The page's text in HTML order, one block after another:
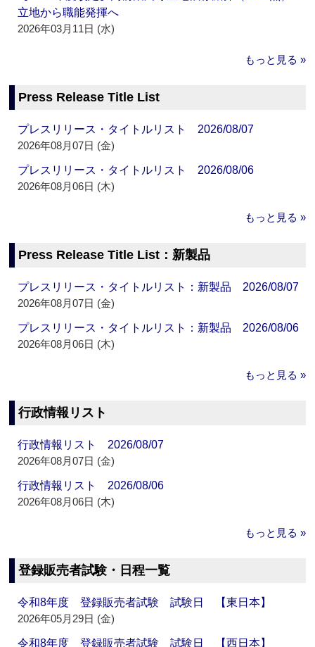
立地から職能発揮へ
2026年03月11日 (水)
もっと見る »
Press Release Title List
プレスリリース・タイトルリスト 2026/08/07
2026年08月07日 (金)
プレスリリース・タイトルリスト 2026/08/06
2026年08月06日 (木)
もっと見る »
Press Release Title List：新製品
プレスリリース・タイトルリスト：新製品 2026/08/07
2026年08月07日 (金)
プレスリリース・タイトルリスト：新製品 2026/08/06
2026年08月06日 (木)
もっと見る »
行政情報リスト
行政情報リスト 2026/08/07
2026年08月07日 (金)
行政情報リスト 2026/08/06
2026年08月06日 (木)
もっと見る »
登録販売者試験・日程一覧
令和8年度 登録販売者試験 試験日 【東日本】
2026年05月29日 (金)
令和8年度 登録販売者試験 試験日 【西日本】